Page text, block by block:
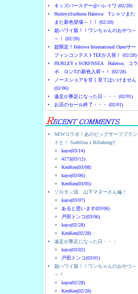
キッズバースデー@ハレイワ (02/28)
HurleyxSurfnsea Haleiwa Tシャツまた
また新色登場～！！ (02/28)
超ハワイ版！！ワンちゃんのおやつ～
～！ (02/28)
超限定！Haleiwa International Openサー
フィンコンテストTEEが入荷！ (02/28)
HURLEYｘSURFNSEA Haleiwa コラ
ボ ロンTの新色入荷～！ (02/28)
ノースショアを甘く見てはいけません
(02/06)
遠足が豚足になった日・・・ (02/01)
お店のセール終了・・・ (02/01)
NEWコラボ！あのビッグサーフブラン
ドと！ SurfnSea x Billabong!!
kayo(03/14)
4173(03/12)
KenKen(03/08)
kayo(03/06)
KenKen(03/05)
ソロモン流 山下マヌーさん編！
kayo(03/07)
あると思います(03/06)
戸田トンコ(03/06)
kayo(02/28)
KenKen(02/28)
遠足が豚足になった日・・・
kayo(03/02)
戸田トンコ(03/01)
超ハワイ版！！ワンちゃんのおやつ～
～！
kayo(02/28)
KenKen(02/28)